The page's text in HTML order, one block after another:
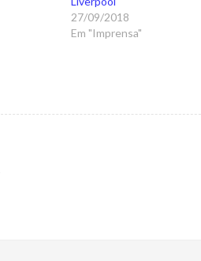
27/09/2018
Em "Imprensa"